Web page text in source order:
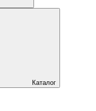
Каталог